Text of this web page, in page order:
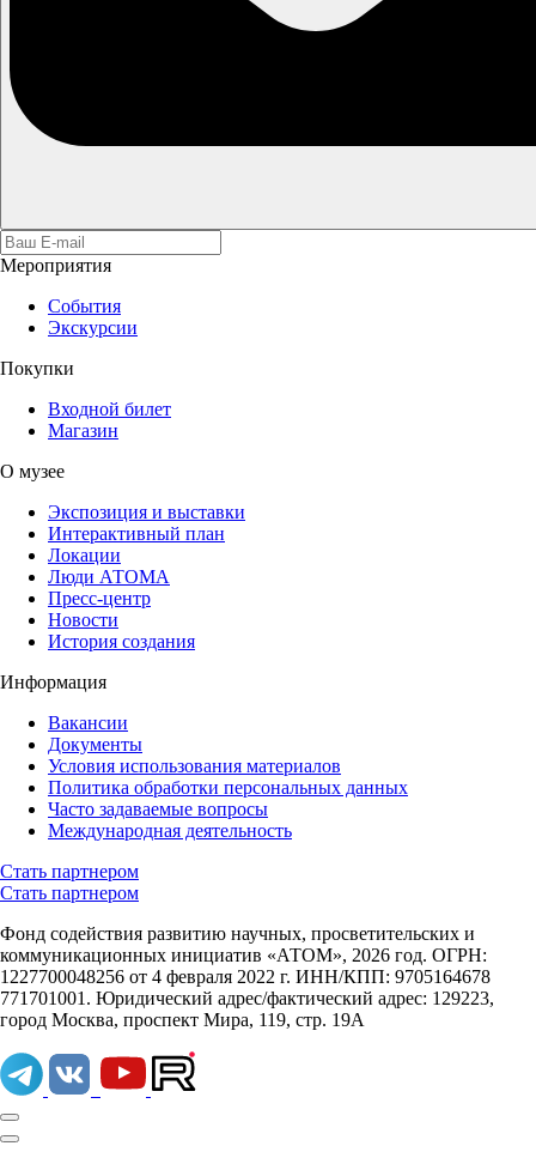
Мероприятия
События
Экскурсии
Покупки
Входной билет
Магазин
О музее
Экспозиция и выставки
Интерактивный план
Локации
Люди АТОМА
Пресс-центр
Новости
История создания
Информация
Вакансии
Документы
Условия использования материалов
Политика обработки персональных данных
Часто задаваемые вопросы
Международная деятельность
Стать партнером
Стать партнером
Фонд содействия развитию научных, просветительских и
коммуникационных инициатив «АТОМ», 2026 год. ОГРН:
1227700048256 от 4 февраля 2022 г. ИНН/КПП: 9705164678
771701001. Юридический адрес/фактический адрес: 129223,
город Москва, проспект Мира, 119, стр. 19А